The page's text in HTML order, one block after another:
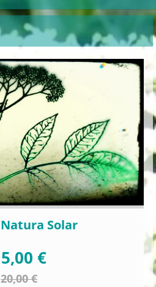
Solar
€
20,00 €